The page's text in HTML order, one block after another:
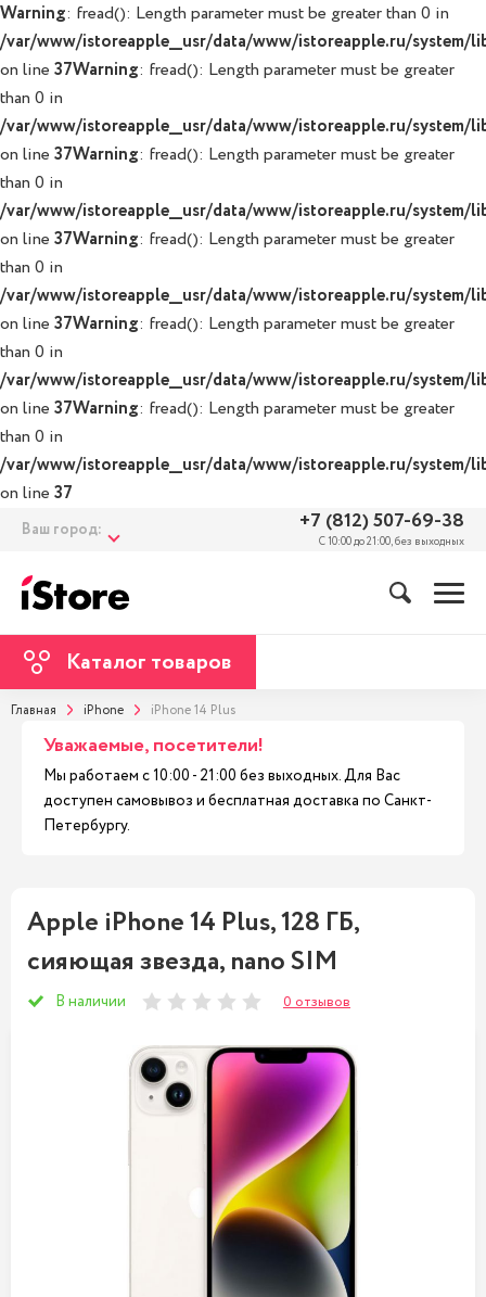
Warning: fread(): Length parameter must be greater than 0 in
/var/www/istoreapple__usr/data/www/istoreapple.ru/system/
on line 37Warning: fread(): Length parameter must be greater
than 0 in
/var/www/istoreapple__usr/data/www/istoreapple.ru/system/
on line 37Warning: fread(): Length parameter must be greater
than 0 in
/var/www/istoreapple__usr/data/www/istoreapple.ru/system/
on line 37Warning: fread(): Length parameter must be greater
than 0 in
/var/www/istoreapple__usr/data/www/istoreapple.ru/system/
on line 37Warning: fread(): Length parameter must be greater
than 0 in
/var/www/istoreapple__usr/data/www/istoreapple.ru/system/
on line 37Warning: fread(): Length parameter must be greater
than 0 in
/var/www/istoreapple__usr/data/www/istoreapple.ru/system/
on line 37
Ваш город: +7 (812) 507-69-38
С 10:00 до 21:00, без выходных
Каталог товаров
Главная iPhone iPhone 14 Plus
Уважаемые, посетители!
Мы работаем с 10:00 - 21:00 без выходных. Для Вас
доступен самовывоз и бесплатная доставка по Санкт-
Петербургу.
Apple iPhone 14 Plus, 128 ГБ,
сияющая звезда, nano SIM
В наличии 0 отзывов